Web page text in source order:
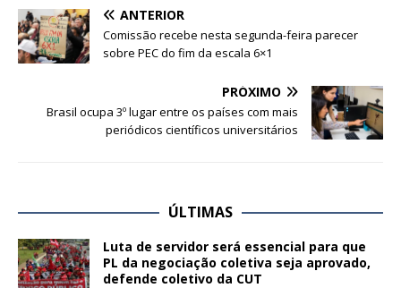
ANTERIOR
Comissão recebe nesta segunda-feira parecer
sobre PEC do fim da escala 6×1
PRÓXIMO
Brasil ocupa 3º lugar entre os países com mais
periódicos científicos universitários
ÚLTIMAS
Luta de servidor será essencial para que
PL da negociação coletiva seja aprovado,
defende coletivo da CUT